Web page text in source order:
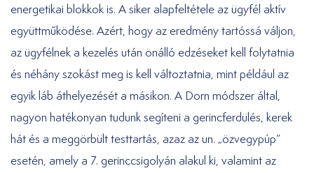
energetikai blokkok is. A siker alapfeltétele az ügyfél aktív
együttműködése. Azért, hogy az eredmény tartóssá váljon,
az ügyfélnek a kezelés után önálló edzéseket kell folytatnia
és néhány szokást meg is kell változtatnia, mint például az
egyik láb áthelyezését a másikon. A Dorn módszer által,
nagyon hatékonyan tudunk segíteni a gerincferdülés, kerek
hát és a meggörbült testtartás, azaz az un. „özvegypúp”
esetén, amely a 7. gerinccsigolyán alakul ki, valamint az